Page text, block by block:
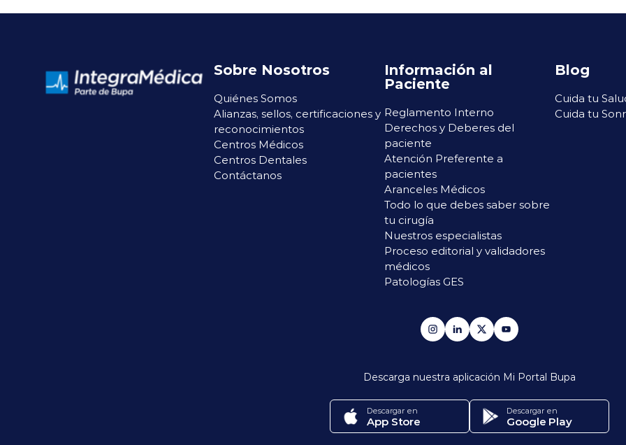
Sobre Nosotros
Quiénes Somos
Alianzas, sellos, certificaciones y
reconocimientos
Centros Médicos
Centros Dentales
Contáctanos
Información al
Paciente
Reglamento Interno
Derechos y Deberes del
paciente
Atención Preferente a
pacientes
Aranceles Médicos
Todo lo que debes saber sobre
tu cirugía
Nuestros especialistas
Proceso editorial y validadores
médicos
Patologías GES
Blog
Cuida tu
Cuida tu
Descarga nuestra aplicación Mi Portal Bupa
Descargar en
App Store
Descargar en
Google Play